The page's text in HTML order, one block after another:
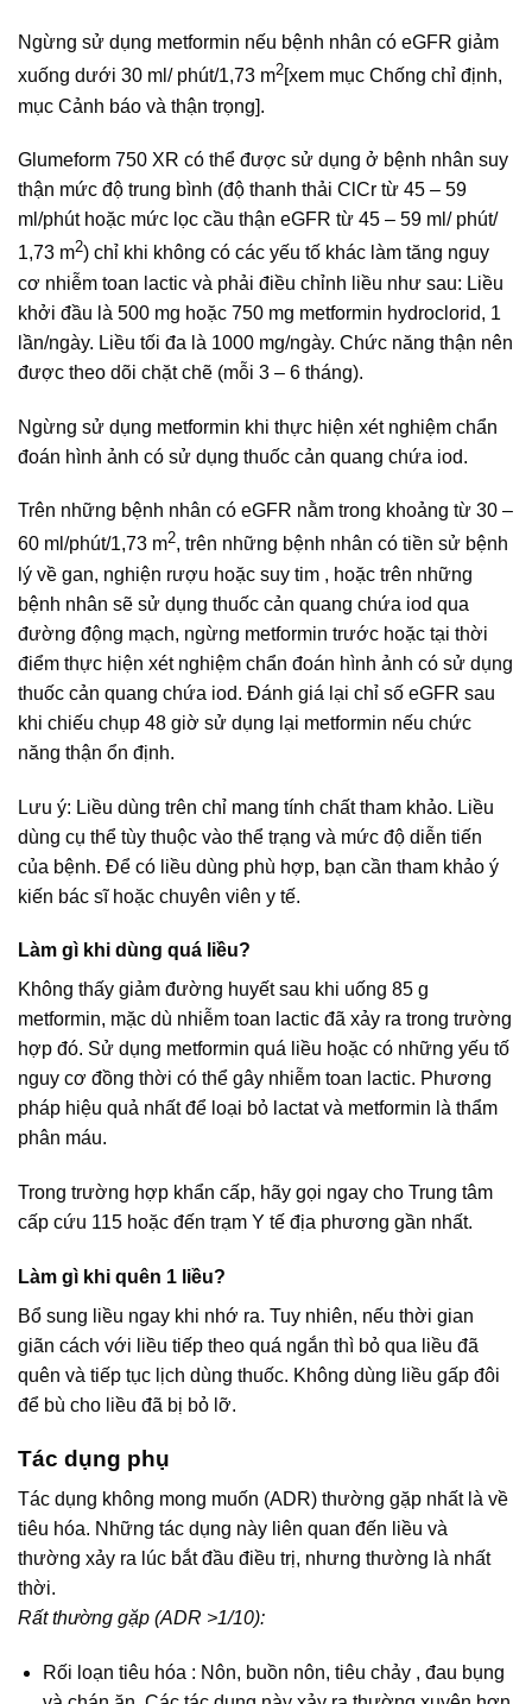
Ngừng sử dụng metformin nếu bệnh nhân có eGFR giảm
xuống dưới 30 ml/ phút/1,73 m2 [xem mục Chống chỉ định,
mục Cảnh báo và thận trọng].
Glumeform 750 XR có thể được sử dụng ở bệnh nhân suy
thận mức độ trung bình (độ thanh thải Cl­Cr từ 45 – 59
ml/phút hoặc mức lọc cầu thận eGFR từ 45 – 59 ml/ phút/
1,73 m2) chỉ khi không có các yếu tố khác làm tăng nguy
cơ nhiễm toan lactic và phải điều chỉnh liều như sau: Liều
khởi đầu là 500 mg hoặc 750 mg metformin hydroclorid, 1
lần/ngày. Liều tối đa là 1000 mg/ngày. Chức năng thận nên
được theo dõi chặt chẽ (mỗi 3 – 6 tháng).
Ngừng sử dụng metformin khi thực hiện xét nghiệm chẩn
đoán hình ảnh có sử dụng thuốc cản quang chứa iod.
Trên những bệnh nhân có eGFR nằm trong khoảng từ 30 –
60 ml/phút/1,73 m2, trên những bệnh nhân có tiền sử bệnh
lý về gan, nghiện rượu hoặc suy tim , hoặc trên những
bệnh nhân sẽ sử dụng thuốc cản quang chứa iod qua
đường động mạch, ngừng metformin trước hoặc tại thời
điểm thực hiện xét nghiệm chẩn đoán hình ảnh có sử dụng
thuốc cản quang chứa iod. Đánh giá lại chỉ số eGFR sau
khi chiếu chụp 48 giờ sử dụng lại metformin nếu chức
năng thận ổn định.
Lưu ý: Liều dùng trên chỉ mang tính chất tham khảo. Liều
dùng cụ thể tùy thuộc vào thể trạng và mức độ diễn tiến
của bệnh. Để có liều dùng phù hợp, bạn cần tham khảo ý
kiến bác sĩ hoặc chuyên viên y tế.
Làm gì khi dùng quá liều?
Không thấy giảm đường huyết sau khi uống 85 g
metformin, mặc dù nhiễm toan lactic đã xảy ra trong trường
hợp đó. Sử dụng metformin quá liều hoặc có những yếu tố
nguy cơ đồng thời có thể gây nhiễm toan lactic. Phương
pháp hiệu quả nhất để loại bỏ lactat và metformin là thẩm
phân máu.
Trong trường hợp khẩn cấp, hãy gọi ngay cho Trung tâm
cấp cứu 115 hoặc đến trạm Y tế địa phương gần nhất.
Làm gì khi quên 1 liều?
Bổ sung liều ngay khi nhớ ra. Tuy nhiên, nếu thời gian
giãn cách với liều tiếp theo quá ngắn thì bỏ qua liều đã
quên và tiếp tục lịch dùng thuốc. Không dùng liều gấp đôi
để bù cho liều đã bị bỏ lỡ.
Tác dụng phụ
Tác dụng không mong muốn (ADR) thường gặp nhất là về
tiêu hóa. Những tác dụng này liên quan đến liều và
thường xảy ra lúc bắt đầu điều trị, nhưng thường là nhất
thời.
Rất thường gặp (ADR >1/10):
Rối loạn tiêu hóa : Nôn, buồn nôn, tiêu chảy , đau bụng